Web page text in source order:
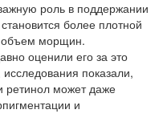
роль в поддержании
более плотной
объем морщин.
оценили его за это
показали,
ретинол может даже
и